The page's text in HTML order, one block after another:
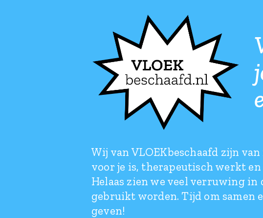
Wij van VLOEKbeschaafd zijn
voor je is, therapeutisch werkt
Helaas zien we veel verruwing in
gebruikt worden. Tijd om samen
geven!